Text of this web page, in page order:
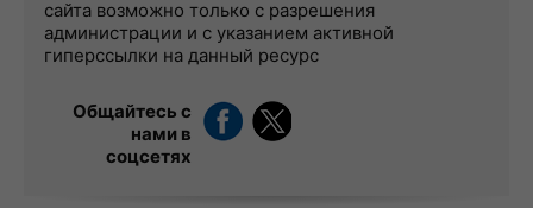
сайта возможно только с разрешения
администрации и с указанием активной
гиперссылки на данный ресурс
Общайтесь с
нами в
соцсетях